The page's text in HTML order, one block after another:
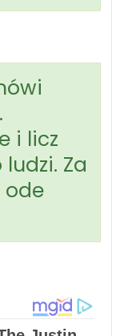
i licz
Za
ode